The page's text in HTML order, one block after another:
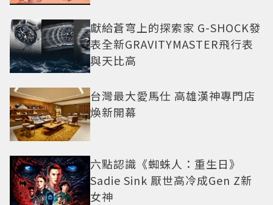
獻給蒼穹上的探索家 G-SHOCK發
表全新GRAVITYMASTER飛行表
與天比高
台灣最大愛馬仕 高雄漢神專門店
煥新開幕
六點認識《蜘蛛人：重生日》
Sadie Sink 厭世高冷成Gen Z新
女神